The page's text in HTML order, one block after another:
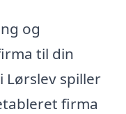
og
til din
spiller
firma